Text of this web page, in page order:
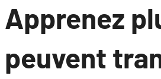
Apprenez
peuvent